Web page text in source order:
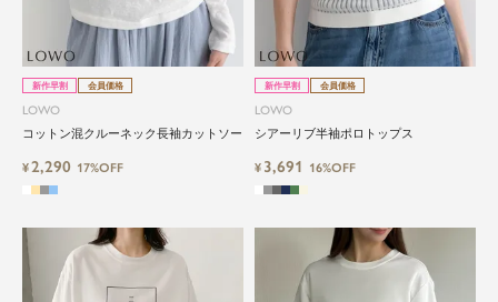
新作早割 会員価格
LOWO
コットン混クルーネック長袖カットソー
¥2,290 17%OFF
新作早割 会員価格
LOWO
シアーリブ半袖ポロトップス
¥ 3,691 16%OFF